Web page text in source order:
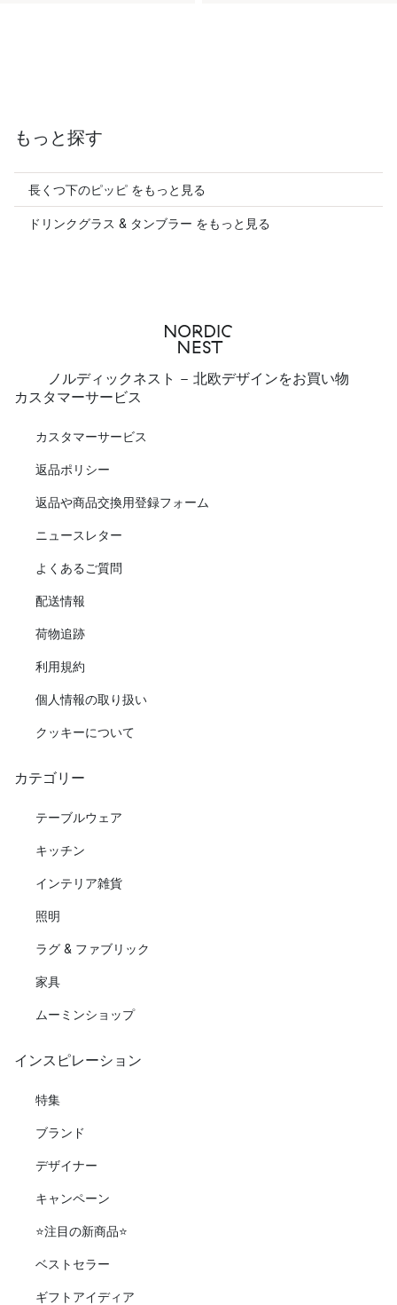
もっと探す
長くつ下のピッピ をもっと見る
ドリンクグラス & タンブラー をもっと見る
ノルディックネスト - 北欧デザインをお買い物
カスタマーサービス
カスタマーサービス
返品ポリシー
返品や商品交換用登録フォーム
ニュースレター
よくあるご質問
配送情報
荷物追跡
利用規約
個人情報の取り扱い
クッキーについて
カテゴリー
テーブルウェア
キッチン
インテリア雑貨
照明
ラグ & ファブリック
家具
ムーミンショップ
インスピレーション
特集
ブランド
デザイナー
キャンペーン
⭐️注目の新商品⭐️
ベストセラー
ギフトアイディア